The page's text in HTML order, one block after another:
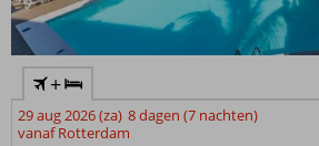
+
29 aug 2026 (za) 8 dagen (7 nachten)
vanaf Rotterdam